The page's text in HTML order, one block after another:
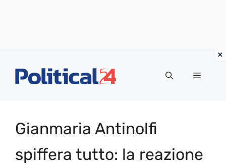
Menu
Gianmaria Antinolfi
spiffera tutto: la reazione